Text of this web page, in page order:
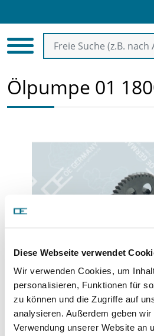
Diese Webseite verwendet
Wir verwenden Cookies, um
personalisieren, Funktionen für
zu können und die Zugriffe auf
analysieren. Außerdem geben
Verwendung unserer Website an
Ölpumpe 01